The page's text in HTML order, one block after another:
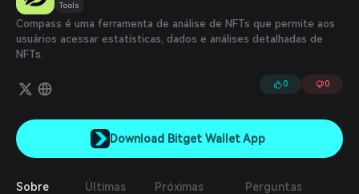
Español
Português (Brasil)
Español (Argentina)
Tools
Compass é uma ferramenta de análise de NFTs que permite aos
usuários acessar estatísticas, dados e análises detalhadas de
NFTs.
0 0
Download Bitget Wallet App
Sobre
Últimas
Próximas
Perguntas